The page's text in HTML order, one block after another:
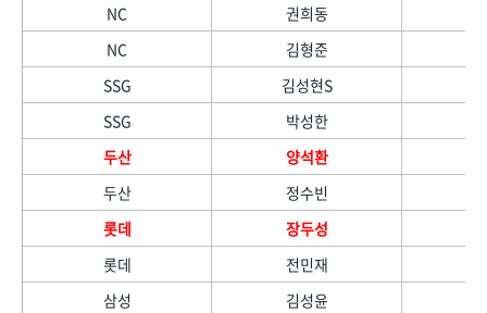
NC
권희동
NC
김형준
SSG
김성현S
SSG
박성한
두산
양석환
두산
정수빈
롯데
장두성
롯데
전민재
삼성
김성윤